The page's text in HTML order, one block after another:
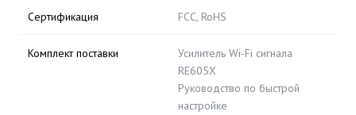
Сертификация FCC, RoHS
Комплект поставки
Усилитель Wi-Fi сигнала
RE605X
Руководство по быстрой
настройке